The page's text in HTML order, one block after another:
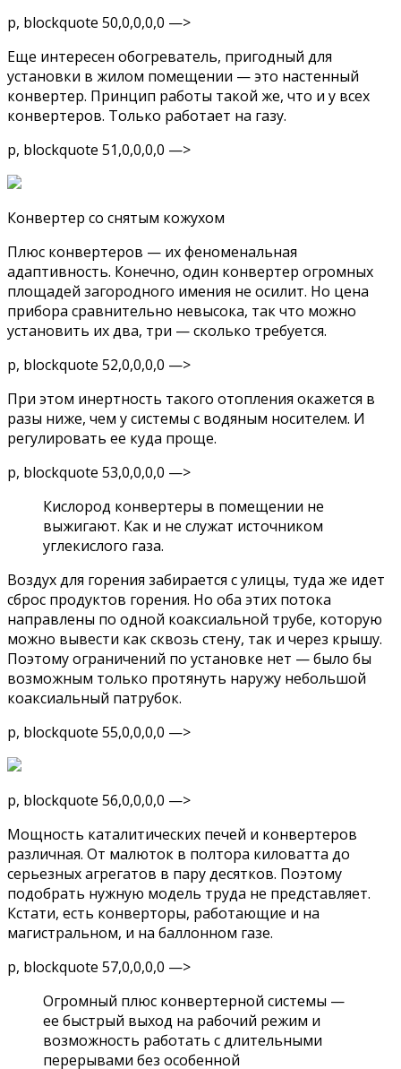
p, blockquote 50,0,0,0,0 —>
Еще интересен обогреватель, пригодный для
установки в жилом помещении — это настенный
конвертер. Принцип работы такой же, что и у всех
конвертеров. Только работает на газу.
p, blockquote 51,0,0,0,0 —>
Конвертер со снятым кожухом
Плюс конвертеров — их феноменальная
адаптивность. Конечно, один конвертер огромных
площадей загородного имения не осилит. Но цена
прибора сравнительно невысока, так что можно
установить их два, три — сколько требуется.
p, blockquote 52,0,0,0,0 —>
При этом инертность такого отопления окажется в
разы ниже, чем у системы с водяным носителем. И
регулировать ее куда проще.
p, blockquote 53,0,0,0,0 —>
Кислород конвертеры в помещении не
выжигают. Как и не служат источником
углекислого газа.
Воздух для горения забирается с улицы, туда же идет
сброс продуктов горения. Но оба этих потока
направлены по одной коаксиальной трубе, которую
можно вывести как сквозь стену, так и через крышу.
Поэтому ограничений по установке нет — было бы
возможным только протянуть наружу небольшой
коаксиальный патрубок.
p, blockquote 55,0,0,0,0 —>
p, blockquote 56,0,0,0,0 —>
Мощность каталитических печей и конвертеров
различная. От малюток в полтора киловатта до
серьезных агрегатов в пару десятков. Поэтому
подобрать нужную модель труда не представляет.
Кстати, есть конверторы, работающие и на
магистральном, и на баллонном газе.
p, blockquote 57,0,0,0,0 —>
Огромный плюс конвертерной системы —
ее быстрый выход на рабочий режим и
возможность работать с длительными
перерывами без особенной